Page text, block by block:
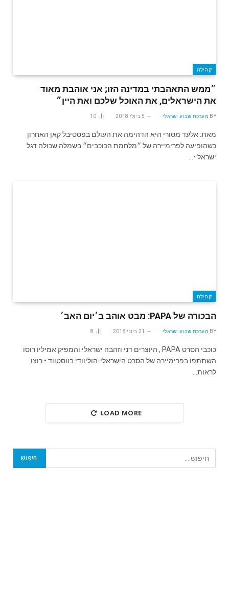
קהילה
״ממש התאהבתי במדינה הזו; אני אוהבת מאוד
את הישראלים, את האוכל שלכם ואת היין״
BY מערכת שבוע ישראלי 5 ביולי 2018 10
מאת: אלעד מסורי היא הדהימה את העולם בפסטיבל קאן האחרון
כשהופיעה לפרימיירה של ״מלחמת הכוכבים״ בשמלה שכולה דגל
ישראל •…
קהילה
הבכורה של PAPA: מבט אוהב ב׳יום האב׳
BY מערכת שבוע ישראלי 21 ביוני 2018 8
כוכבי הסרט PAPA , היוצרים דני וזהבה ישראלי והמפיק אמיליו רוסו
השתתפו בפרימיירה של הסרט הישראלי-הוליוודי בווסטווד • רוצו
לראות…
LOAD MORE